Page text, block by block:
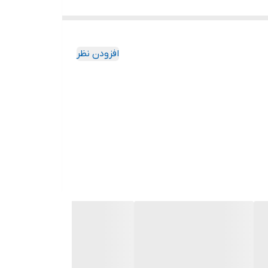
افزودن نظر